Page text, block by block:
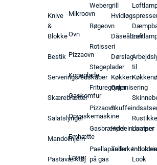
Knive
&
Blokke
Bestik
Serveringsredskaber
Skærebrætter
Salatslynger
Mandolinjern
Pastaværktøj
Mikroovn
Ovn
Pizzaovn
Kogeplade
Gaskomfur
Opvaskemaskine
Emhætte
Fryser
Webergrill
Røgeovn
Rotisseri
Stegeplader
Frituregryder
Pizzaovn
Gasbrænder
Paellapande
på gas
Dåseåbner
Dørslag
Køkken
Organisering
Hyldeindsatser
til
Rustikke
Lamper
Look